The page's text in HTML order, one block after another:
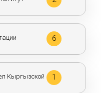
6
Кыргызской
1